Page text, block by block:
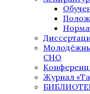
СНО
Журнал